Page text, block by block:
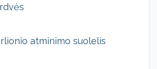
atminimo suolelis